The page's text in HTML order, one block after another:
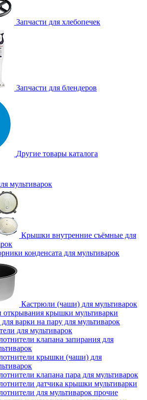
Запчасти для хлебопечек
Запчасти для блендеров
Другие товары каталога
мультиварок
Крышки внутренние съёмные для
конденсата для мультиварок
Кастрюли (чаши) для мультиварок
крышки мультиварки
варки на пару для мультиварок
для мультиварок
клапана запирания для
крышки (чаши) для
клапана пара для мультиварок
датчика крышки мультиварки
для мультиварок прочие